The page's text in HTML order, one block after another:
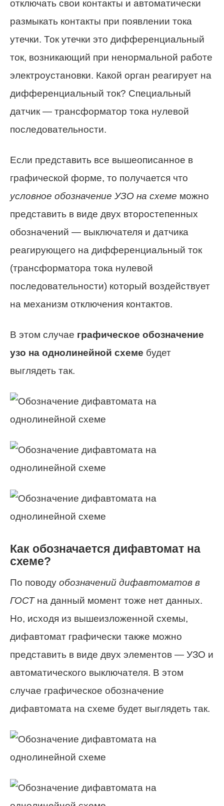
отключать свои контакты и автоматически
размыкать контакты при появлении тока
утечки. Ток утечки это дифференциальный
ток, возникающий при ненормальной работе
электроустановки. Какой орган реагирует на
дифференциальный ток? Специальный
датчик — трансформатор тока нулевой
последовательности.
Если представить все вышеописанное в
графической форме, то получается что
условное обозначение УЗО на схеме можно
представить в виде двух второстепенных
обозначений — выключателя и датчика
реагирующего на дифференциальный ток
(трансформатора тока нулевой
последовательности) который воздействует
на механизм отключения контактов.
В этом случае графическое обозначение
узо на однолинейной схеме будет
выглядеть так.
Как обозначается дифавтомат на
схеме?
По поводу обозначений дифавтоматов в
ГОСТна данный момент тоже нет данных.
Но, исходя из вышеизложенной схемы,
дифавтомат графически также можно
представить в виде двух элементов — УЗО и
автоматического выключателя. В этом
случае графическое обозначение
дифавтомата на схеме будет выглядеть так.